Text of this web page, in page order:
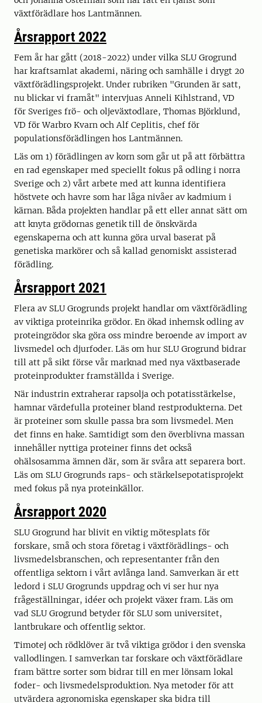
växtförädlare hos Lantmännen.
Årsrapport 2022
Fem år har gått (2018-2022) under vilka SLU Grogrund
har kraftsamlat akademi, näring och samhälle i drygt 20
växtförädlingsprojekt. Under rubriken "Grunden är satt,
nu blickar vi framåt" intervjuas Anneli Kihlstrand, VD
för Sveriges frö- och oljeväxtodlare, Thomas Björklund,
VD för Warbro Kvarn och Alf Ceplitis, chef för
populationsförädlingen hos Lantmännen.
Läs om 1) förädlingen av korn som går ut på att förbättra
en rad egenskaper med speciellt fokus på odling i norra
Sverige och 2) vårt arbete med att kunna identifiera
höstvete och havre som har låga nivåer av kadmium i
kärnan. Båda projekten handlar på ett eller annat sätt om
att knyta grödornas genetik till de önskvärda
egenskaperna och att kunna göra urval baserat på
genetiska markörer och så kallad genomiskt assisterad
förädling.
Årsrapport 2021
Flera av SLU Grogrunds projekt handlar om växtförädling
av viktiga proteinrika grödor. En ökad inhemsk odling av
proteingrödor ska göra oss mindre beroende av import av
livsmedel och djurfoder. Läs om hur SLU Grogrund bidrar
till att på sikt förse vår marknad med nya växtbaserade
proteinprodukter framställda i Sverige.
När industrin extraherar rapsolja och potatisstärkelse,
hamnar värdefulla proteiner bland restprodukterna. Det
är proteiner som skulle passa bra som livsmedel. Men
det finns en hake. Samtidigt som den överblivna massan
innehåller nyttiga proteiner finns det också
ohälsosamma ämnen där, som är svåra att separera bort.
Läs om SLU Grogrunds raps- och stärkelsepotatisprojekt
med fokus på nya proteinkällor.
Årsrapport 2020
SLU Grogrund har blivit en viktig mötesplats för
forskare, små och stora företag i växtförädlings- och
livsmedelsbranschen, och representanter från den
offentliga sektorn i vårt avlånga land. Samverkan är ett
ledord i SLU Grogrunds uppdrag och vi ser hur nya
frågeställningar, idéer och projekt växer fram. Läs om
vad SLU Grogrund betyder för SLU som universitet,
lantbrukare och offentlig sektor.
Timotej och rödklöver är två viktiga grödor i den svenska
vallodlingen. I samverkan tar forskare och växtförädlare
fram bättre sorter som bidrar till en mer lönsam lokal
foder- och livsmedelsproduktion. Nya metoder för att
utvärdera agronomiska egenskaper ska bidra till